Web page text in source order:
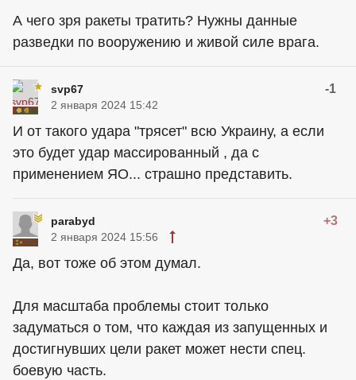
А чего зря ракеты тратить? Нужны данные
разведки по вооружению и живой силе врага.
svp67 -1
2 января 2024 15:42
И от такого удара "трясет" всю Украину, а если
это будет удар массированный , да с
применением ЯО... страшно представить.
parabyd +3
2 января 2024 15:56
Да, вот тоже об этом думал.
Для масштаба проблемы стоит только
задуматься о том, что каждая из запущенных и
достигнувших цели ракет может нести спец.
боевую часть.